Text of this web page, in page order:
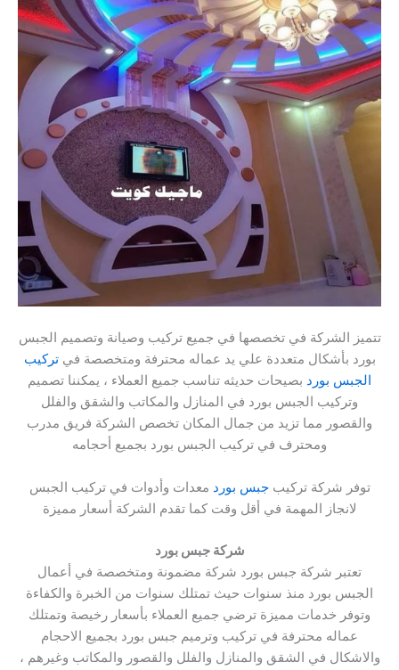
تتميز الشركة في تخصصها في جميع تركيب وصيانة وتصميم الجبس
بورد بأشكال متعددة علي يد عماله محترفة ومتخصصة فيتركيب
الجبس بورد بصيحات حديثه تناسب جميع العملاء ، يمكننا تصميم
وتركيب الجبس بورد في المنازل والمكاتب والشقق والفلل
والقصور مما تزيد من جمال المكان تخصص الشركة فريق مدرب
ومحترف في تركيب الجبس بورد بجميع أحجامه
توفر شركة تركيبجبس بورد معدات وأدوات في تركيب الجبس
لانجاز المهمة في أقل وقت كما تقدم الشركة أسعار مميزة
شركة جبس بورد
تعتبر شركة جبس بورد شركة مضمونة ومتخصصة في أعمال
الجبس بورد منذ سنوات حيث تمتلك سنوات من الخبرة والكفاءة
وتوفر خدمات مميزة ترضي جميع العملاء بأسعار رخيصة وتمتلك
عماله محترفة في تركيب وترميم جبس بورد بجميع الاحجام
والاشكال في الشقق والمنازل والفلل والقصور والمكاتب وغيرهم ،